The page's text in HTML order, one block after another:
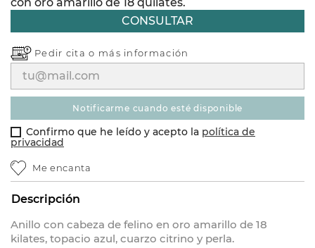
CONSULTAR
Pedir cita o más información
notificarme cuando esté disponible
Confirmo que he leído y acepto la política de
privacidad
Me encanta
Descripción
Anillo con cabeza de felino en oro amarillo de 18
kilates, topacio azul, cuarzo citrino y perla.